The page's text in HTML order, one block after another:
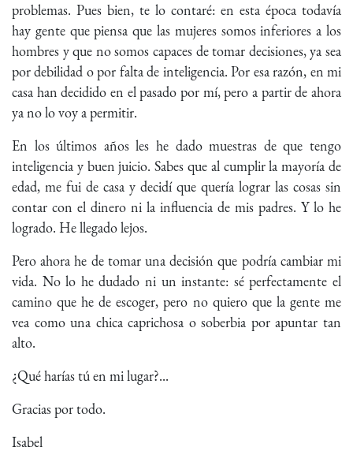
problemas. Pues bien, te lo contaré: en esta época todavía
hay gente que piensa que las mujeres somos inferiores a los
hombres y que no somos capaces de tomar decisiones, ya sea
por debilidad o por falta de inteligencia. Por esa razón, en mi
casa han decidido en el pasado por mí, pero a partir de ahora
ya no lo voy a permitir.
En los últimos años les he dado muestras de que tengo
inteligencia y buen juicio. Sabes que al cumplir la mayoría de
edad, me fui de casa y decidí que quería lograr las cosas sin
contar con el dinero ni la influencia de mis padres. Y lo he
logrado. He llegado lejos.
Pero ahora he de tomar una decisión que podría cambiar mi
vida. No lo he dudado ni un instante: sé perfectamente el
camino que he de escoger, pero no quiero que la gente me
vea como una chica caprichosa o soberbia por apuntar tan
alto.
¿Qué harías tú en mi lugar?...
Gracias por todo.
Isabel